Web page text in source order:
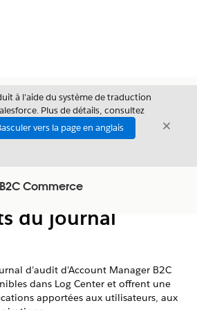
à l’aide du système de traduction
Plus de détails, consultez
vers la page en anglais
Fermer
Commerce
des matières
du journal
d’audit d’Account Manager B2C
dans Log Center et offrent une
apportées aux utilisateurs, aux